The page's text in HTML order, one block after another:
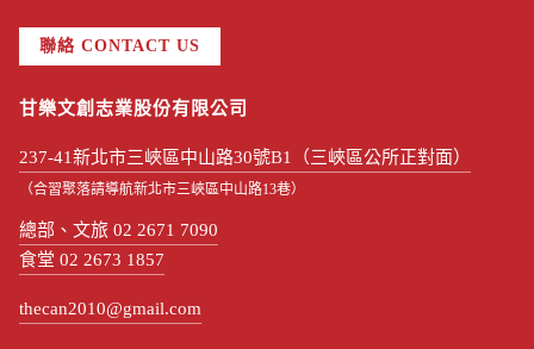
聯絡 CONTACT US
甘樂文創志業股份有限公司
237-41新北市三峽區中山路30號B1（三峽區公所正對面）
（合習聚落請導航新北市三峽區中山路13巷）
總部、文旅 02 2671 7090
食堂 02 2673 1857
thecan2010@gmail.com